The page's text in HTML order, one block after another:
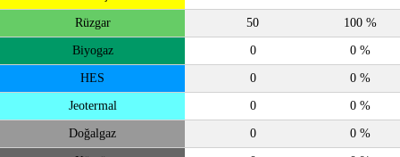
Rüzgar 50 100 %
Biyogaz 0 0 %
HES 0 0 %
Jeotermal 0 0 %
Doğalgaz 0 0 %